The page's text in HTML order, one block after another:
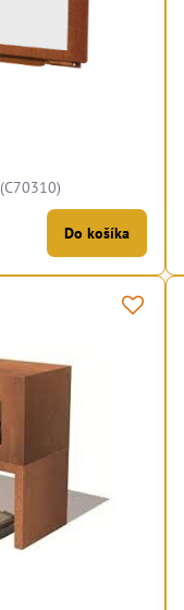
(C70310)
Do košíka